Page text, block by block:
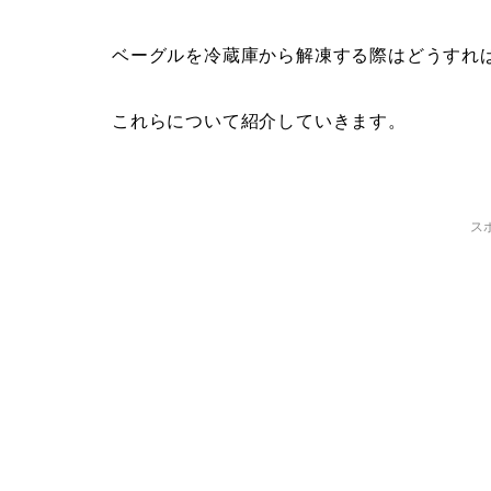
ベーグルを冷蔵庫から解凍する際はどうすれ
これらについて紹介していきます。
ス